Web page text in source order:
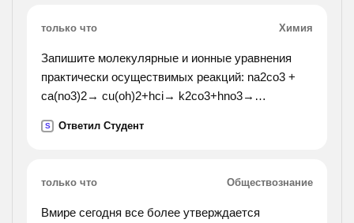
только что Химия
Запишите молекулярные и ионные уравнения
практически осуществимых реакций: na2co3 +
ca(no3)2→ cu(oh)2+hci→ k2co3+hno3→
fe(no3)3+koh→ fe(oh)2+hno3→
S Ответил Студент
только что Обществознание
Вмире сегодня все более утверждается